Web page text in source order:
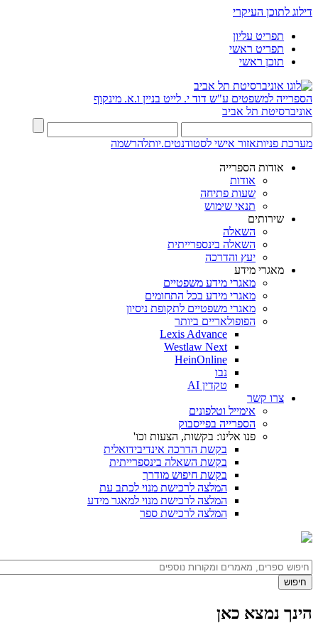
דילוג לתוכן העיקרי
תפריט עליון
תפריט ראשי
תוכן ראשי
הספרייה למשפטים ע"ש דוד י. לייט בניין ו.א. מינקוף
אוניברסיטת תל אביב
מערכת פניותאזור אישי לסטודנטים.יותלהרשמה
אודות הספרייה
אודות
שעות פתיחה
תנאי שימוש
שירותים
השאלה
השאלה בינספרייתית
יעץ והדרכה
מאגרי מידע
מאגרי מידע משפטיים
מאגרי מידע בכל התחומים
מאגרי משפטיים לתקופת ניסיון
הפופולאריים ביותר
Lexis Advance
Westlaw Next
HeinOnline
נבו
טקדין AI
צרו קשר
אימייל וטלפונים
הספרייה בפייסבוק
פנו אלינו: בקשות, הצעות וכו'
בקשת הדרכה אינדיבידואלית
בקשת השאלה בינספרייתית
בקשת חיפוש מודרך
המלצה לרכישת מנוי לכתב עת
המלצה לרכישת מנוי למאגר מידע
המלצה לרכישת ספר
הינך נמצא כאן